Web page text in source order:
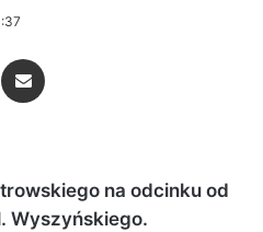
na odcinku od
Wyszyńskiego.